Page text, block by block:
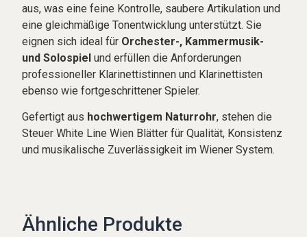
aus, was eine feine Kontrolle, saubere Artikulation und
eine gleichmäßige Tonentwicklung unterstützt. Sie
eignen sich ideal für Orchester-, Kammermusik-
und Solospiel und erfüllen die Anforderungen
professioneller Klarinettistinnen und Klarinettisten
ebenso wie fortgeschrittener Spieler.
Gefertigt aus hochwertigem Naturrohr, stehen die
Steuer White Line Wien Blätter für Qualität, Konsistenz
und musikalische Zuverlässigkeit im Wiener System.
Ähnliche Produkte